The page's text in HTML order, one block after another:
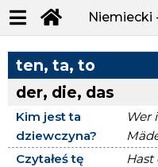
Niemiecki
ten, ta, to
der, die, das
Kim jest ta
dziewczyna?
Wer
Czytałeś tę
Hast